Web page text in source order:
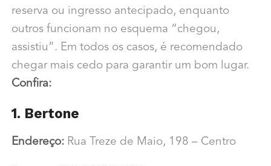
reserva ou ingresso antecipado, enquanto
outros funcionam no esquema “chegou,
assistiu”. Em todos os casos, é recomendado
chegar mais cedo para garantir um bom lugar.
Confira:
1. Bertone
Endereço:Rua Treze de Maio, 198 – Centro